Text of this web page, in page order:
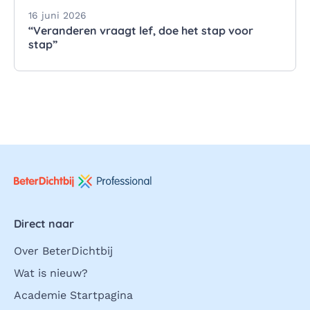
16 juni 2026
“Veranderen vraagt lef, doe het stap voor
stap”
Direct naar
Over BeterDichtbij
Wat is nieuw?
Academie Startpagina